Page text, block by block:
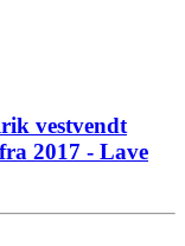
vestvendt
2017 - Lave